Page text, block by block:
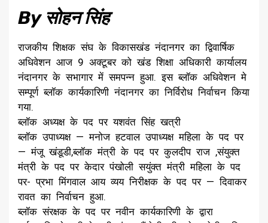
By सोहन सिंह
राजकीय शिक्षक संघ के विकासखंड नंदानगर का द्विवार्षिक
अधिवेशन आज 9 अक्टूबर को खंड शिक्षा अधिकारी कार्यालय
नंदानगर के सभागार में समपन्न हुआ. इस ब्लॉक अधिवेशन मे
सम्पूर्ण ब्लॉक कार्यकारिणी नंदानगर का निर्विरोध निर्वाचन किया
गया.
ब्लॉक अध्यक्ष के पद पर यशवंत सिंह खत्री
ब्लॉक उपाध्यक्ष — मनोज हटवाल उपाध्यक्ष महिला के पद पर
— मंजू खंडूडी,ब्लॉक मंत्री के पद पर कुलदीप राज ,संयुक्त
मंत्री के पद पर केदार पंखोली सयुंक्त मंत्री महिला के पद
पर- प्रभा मिंगवाल आय व्यय निरीक्षक के पद पर — दिवाकर
रावत का निर्वाचन हुआ.
ब्लॉक संरक्षक के पद पर नवीन कार्यकारिणी के द्वारा